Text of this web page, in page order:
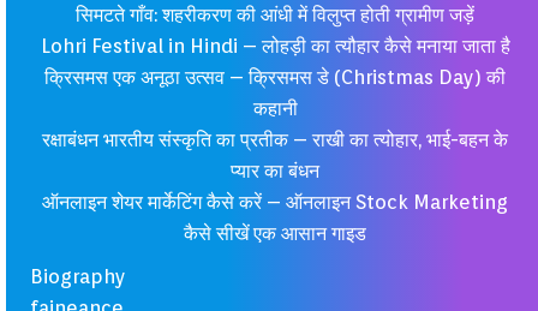
सिमटते गाँव: शहरीकरण की आंधी में विलुप्त होती ग्रामीण जड़ें
Lohri Festival in Hindi – लोहड़ी का त्यौहार कैसे मनाया जाता है
क्रिसमस एक अनूठा उत्सव – क्रिसमस डे (Christmas Day) की
कहानी
रक्षाबंधन भारतीय संस्कृति का प्रतीक – राखी का त्योहार, भाई-बहन के
प्यार का बंधन
ऑनलाइन शेयर मार्केटिंग कैसे करें – ऑनलाइन Stock Marketing
कैसे सीखें एक आसान गाइड
Biography